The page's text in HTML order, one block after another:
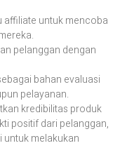
untuk mencoba
pelanggan dengan
bahan evaluasi
pelayanan.
kredibilitas produk
positif dari pelanggan,
melakukan